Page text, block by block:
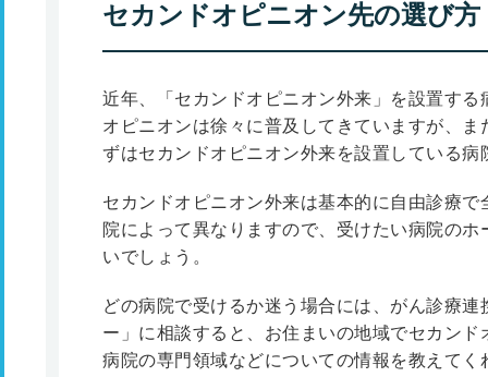
セカンドオピニオン先の選び方
近年、「セカンドオピニオン外来」を設置す
オピニオンは徐々に普及してきていますが、
ずはセカンドオピニオン外来を設置している
セカンドオピニオン外来は基本的に自由診療
院によって異なりますので、受けたい病院の
いでしょう。
どの病院で受けるか迷う場合には、がん診療
ー」に相談すると、お住まいの地域でセカン
病院の専門領域などについての情報を教えてく